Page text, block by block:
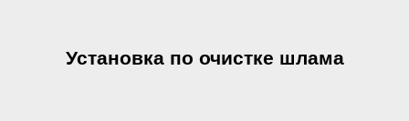
Установка по очистке шлама